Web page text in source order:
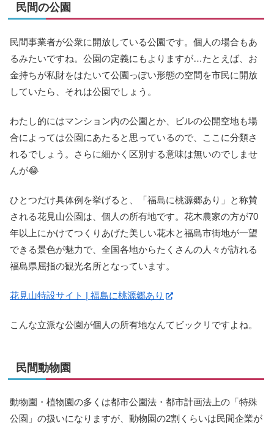
民間の公園
民間事業者が公衆に開放している公園です。個人の場合もあ
るみたいですね。公園の定義にもよりますが…たとえば、お
金持ちが私財をはたいて公園っぽい形態の空間を市民に開放
していたら、それは公園でしょう。
わたし的にはマンション内の公園とか、ビルの公開空地も場
合によっては公園にあたると思っているので、ここに分類さ
れるでしょう。さらに細かく区別する意味は無いのでしませ
んが😂
ひとつだけ具体例を挙げると、「福島に桃源郷あり」と称賛
される花見山公園は、個人の所有地です。花木農家の方が70
年以上にかけてつくりあげた美しい花木と福島市街地が一望
できる景色が魅力で、全国各地からたくさんの人々が訪れる
福島県屈指の観光名所となっています。
花見山特設サイト | 福島に桃源郷あり
こんな立派な公園が個人の所有地なんてビックリですよね。
民間動物園
動物園・植物園の多くは都市公園法・都市計画法上の「特殊
公園」の扱いになりますが、動物園の2割くらいは民間企業が